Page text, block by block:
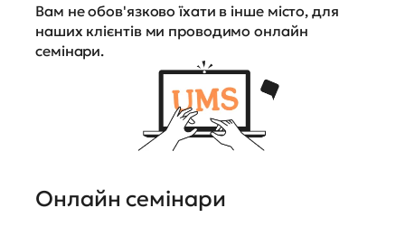
Вам не обов'язково їхати в інше місто, для
наших клієнтів ми проводимо онлайн
семінари.
Онлайн семінари